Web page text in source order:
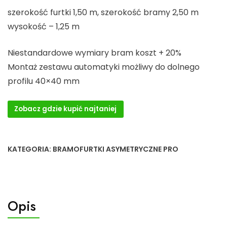
szerokość furtki 1,50 m, szerokość bramy 2,50 m
wysokość – 1,25 m
Niestandardowe wymiary bram koszt + 20%
Montaż zestawu automatyki możliwy do dolnego
profilu 40×40 mm
Zobacz gdzie kupić najtaniej
KATEGORIA: BRAMOFURTKI ASYMETRYCZNE PRO
Opis